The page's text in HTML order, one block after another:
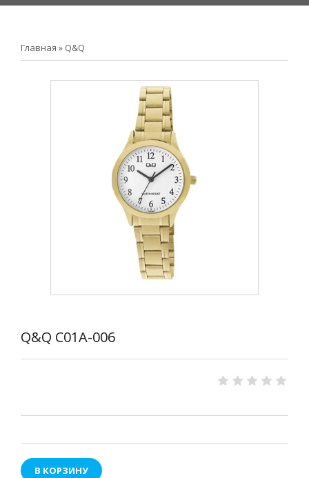
Главная » Q&Q
Q&Q C01A-006
В КОРЗИНУ